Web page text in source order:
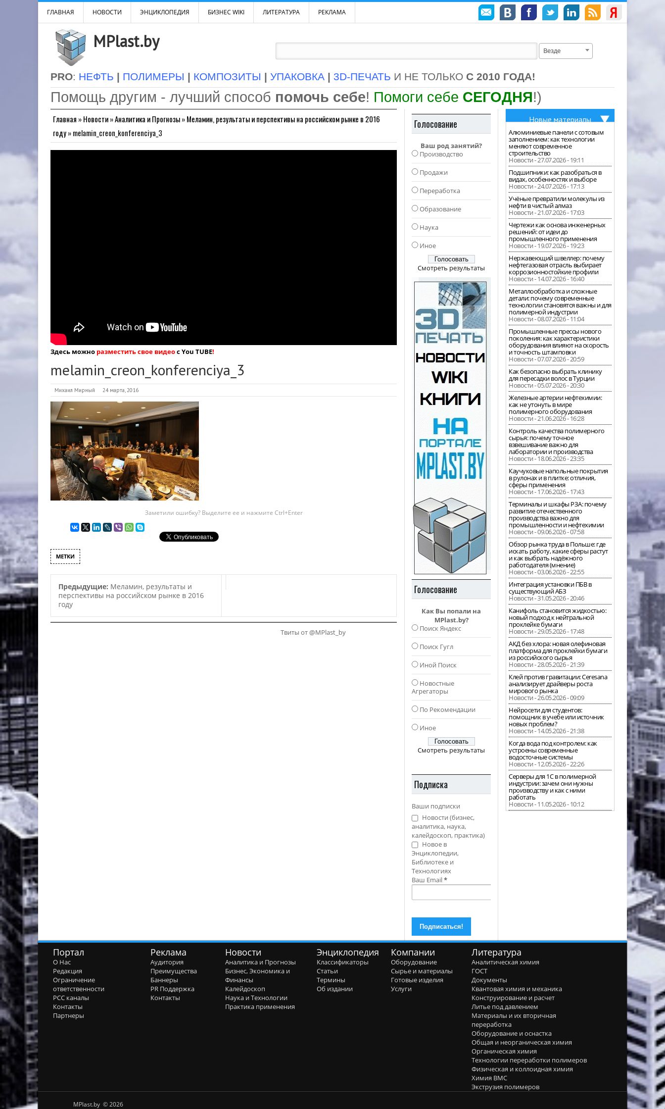
ГЛАВНАЯ НОВОСТИ ЭНЦИКЛОПЕДИЯ БИЗНЕС WIKI ЛИТЕРАТУРА РЕКЛАМА
MPlast.by Везде
PRO: НЕФТЬ | ПОЛИМЕРЫ | КОМПОЗИТЫ | УПАКОВКА | 3D-ПЕЧАТЬ И НЕ ТОЛЬКО С 2010 ГОДА!
Помощь другим - лучший способ помочь себе! Помоги себе СЕГОДНЯ!)
Главная »Новости»Аналитика и Прогнозы»Меламин, результаты и перспективы на российском рынке в 2016
году»melamin_creon_konferenciya_3
Здесь можно разместить свое видеос You TUBE!
melamin_creon_konferenciya_3
Михаил Мирный 24 марта, 2016
Заметили ошибку? Выделите ее и нажмите Ctrl+Enter
МЕТКИ
Предыдущие: Меламин, результаты и
перспективы на российском рынке в 2016
году
Твиты от @MPlast_by
Голосование
Ваш род занятий?
Производство
Продажи
Переработка
Образование
Наука
Иное
Смотреть результаты
Голосование
Как Вы попали на
MPlast.by?
Поиск Яндекс
Поиск Гугл
Иной Поиск
Новостные
Агрегаторы
По Рекомендации
Иное
Смотреть результаты
Подписка
Ваши подписки
Новости (бизнес,
аналитика, наука,
калейдоскоп, практика)
Новое в
Энциклопедии,
Библиотеке и
Технологиях
Ваш Email*
Новые материалы
Алюминиевые панели с сотовым
заполнением: как технологии
меняют современное
строительство
Новости - 27.07.2026 - 19:11
Подшипники: как разобраться в
видах, особенностях и выборе
Новости - 24.07.2026 - 17:13
Учёные превратили молекулы из
нефти в чистый алмаз
Новости - 21.07.2026 - 17:03
Чертежи как основа инженерных
решений: от идеи до
промышленного применения
Новости - 19.07.2026 - 19:23
Нержавеющий швеллер: почему
нефтегазовая отрасль выбирает
коррозионностойкие профили
Новости - 14.07.2026 - 16:40
Металлообработка и сложные
детали: почему современные
технологии становятся важны и для
полимерной индустрии
Новости - 08.07.2026 - 11:04
Промышленные прессы нового
поколения: как характеристики
оборудования влияют на скорость
и точность штамповки
Новости - 07.07.2026 - 20:59
Как безопасно выбрать клинику
для пересадки волос в Турции
Новости - 05.07.2026 - 20:30
Железные артерии нефтехимии:
как не утонуть в мире
полимерного оборудования
Новости - 21.06.2026 - 16:28
Контроль качества полимерного
сырья: почему точное
взвешивание важно для
лаборатории и производства
Новости - 18.06.2026 - 23:35
Каучуковые напольные покрытия
в рулонах и в плитке: отличия,
сферы применения
Новости - 17.06.2026 - 17:43
Терминалы и шкафы РЗА: почему
развитие отечественного
производства важно для
промышленности и нефтехимии
Новости - 09.06.2026 - 07:58
Обзор рынка труда в Польше: где
искать работу, какие сферы растут
и как выбрать надёжного
работодателя (мнение)
Новости - 03.06.2026 - 22:55
Интеграция установки ПБВ в
существующий АБЗ
Новости - 31.05.2026 - 20:46
Канифоль становится жидкостью:
новый подход к нейтральной
проклейке бумаги
Новости - 29.05.2026 - 17:48
АКД без хлора: новая олефиновая
платформа для проклейки бумаги
из российского сырья
Новости - 28.05.2026 - 21:39
Клей против гравитации: Ceresana
анализирует драйверы роста
мирового рынка
Новости - 26.05.2026 - 09:09
Нейросети для студентов:
помощник в учебе или источник
новых проблем?
Новости - 14.05.2026 - 21:38
Когда вода под контролем: как
устроены современные
водосточные системы
Новости - 12.05.2026 - 22:26
Серверы для 1С в полимерной
индустрии: зачем они нужны
производству и как с ними
работать
Новости - 11.05.2026 - 10:12
Портал
О Нас
Редакция
Ограничение
ответственности
РСС каналы
Контакты
Партнеры
Реклама
Аудитория
Преимущества
Баннеры
PR Поддержка
Контакты
Новости
Аналитика и Прогнозы
Бизнес, Экономика и
Финансы
Калейдоскоп
Наука и Технологии
Практика применения
Энциклопедия
Классификаторы
Статьи
Термины
Об издании
Компании
Оборудование
Сырье и материалы
Готовые изделия
Услуги
Литература
Аналитическая химия
ГОСТ
Документы
Квантовая химия и механика
Конструирование и расчет
Литье под давлением
Материалы и их вторичная
переработка
Оборудование и оснастка
Общая и неорганическая химия
Органическая химия
Технологии переработки полимеров
Физическая и коллоидная химия
Химия ВМС
Экструзия полимеров
MPlast.by © 2026